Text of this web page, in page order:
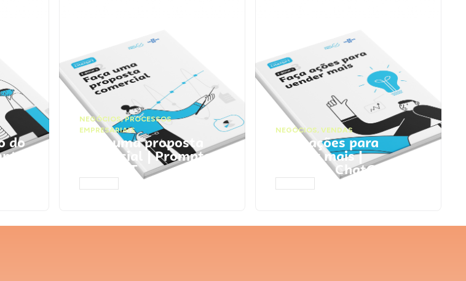
do
NEGÓCIOS,PROCESSOS
EMPRESARIAIS
Faça uma proposta
comercial | Prompts
ChatGPT
NEGÓCIOS, VENDAS
Faça ações para
vender mais |
Prompts ChatGPT